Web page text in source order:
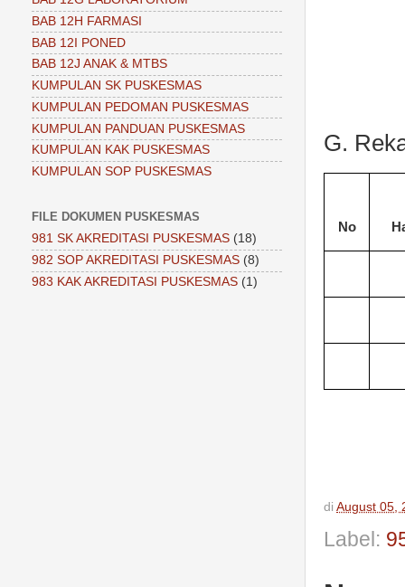
G.
No
di August 05,
Label:
BAB 12H FARMASI
BAB 12I PONED
BAB 12J ANAK & MTBS
KUMPULAN SK PUSKESMAS
KUMPULAN PEDOMAN PUSKESMAS
KUMPULAN PANDUAN PUSKESMAS
KUMPULAN KAK PUSKESMAS
KUMPULAN SOP PUSKESMAS
FILE DOKUMEN PUSKESMAS
981 SK AKREDITASI PUSKESMAS (18)
982 SOP AKREDITASI PUSKESMAS (8)
983 KAK AKREDITASI PUSKESMAS (1)